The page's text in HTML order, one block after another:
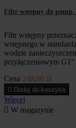
Filtr wstępny do
Filtr wstępny
wstępnego w
wodzie
przyłączeniowym
Cena 248,00 zł
 Dodaj do koszyka
Więcej
 W magazynie